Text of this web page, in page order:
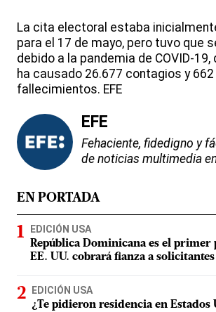
La cita electoral estaba
para el 17 de mayo, pero tuvo que
debido a la pandemia de COVID-19,
ha causado 26.677 contagios y 662
fallecimientos. EFE
EFE
Fehaciente, fidedigno y
de noticias multimedia
EN PORTADA
EDICIÓN USA
República Dominicana es el primer
EE. UU. cobrará fianza a
EDICIÓN USA
¿Te pidieron residencia en Estados